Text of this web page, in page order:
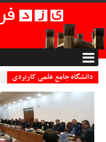
دانشگاه جامع علمی کاربردی